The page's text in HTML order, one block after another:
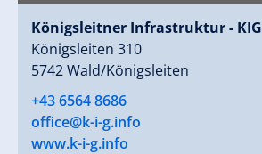
Königsleitner Infrastruktur - KIG
Königsleiten 310
5742 Wald/Königsleiten
+43 6564 8686
office@k-i-g.info
www.k-i-g.info